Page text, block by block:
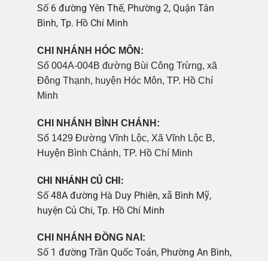
Số 6 đường Yên Thế, Phường 2, Quận Tân
Bình, Tp. Hồ Chí Minh
CHI NHÁNH HÓC MÔN:
Số 004A-004B đường Bùi Công Trừng, xã
Đông Thạnh, huyện Hóc Môn, TP. Hồ Chí
Minh
CHI NHÁNH BÌNH CHÁNH:
Số 1429 Đường Vĩnh Lộc, Xã Vĩnh Lộc B,
Huyện Bình Chánh, TP. Hồ Chí Minh
CHI NHÁNH CỦ CHI:
Số 48A đường Hà Duy Phiên, xã Bình Mỹ,
huyện Củ Chi, Tp. Hồ Chí Minh
CHI NHÁNH ĐỒNG NAI:
Số 1 đường Trần Quốc Toản, Phường An Bình,